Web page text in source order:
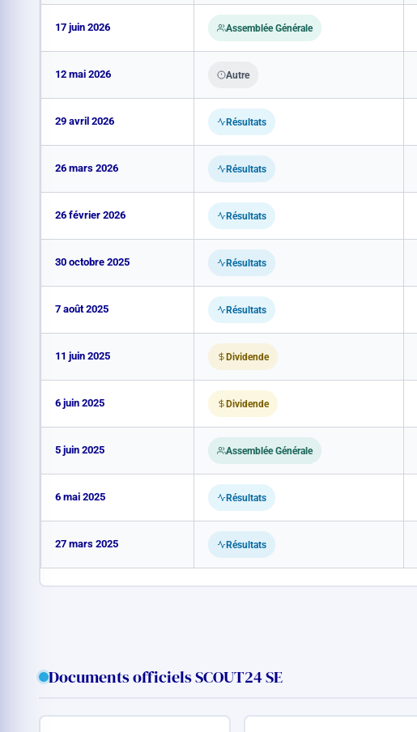
17 juin 2026 Assemblée Générale
12 mai 2026 Autre
29 avril 2026 Résultats
26 mars 2026 Résultats
26 février 2026 Résultats
30 octobre 2025 Résultats
7 août 2025 Résultats
11 juin 2025 Dividende
6 juin 2025 Dividende
5 juin 2025 Assemblée Générale
6 mai 2025 Résultats
27 mars 2025 Résultats
Documents officiels SCOUT24 SE